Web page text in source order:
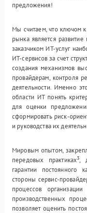
предложения!
Мы считаем, что ключом
рынка является
заказчиком ИТ-услуг
ИТ-сервисов за счет
создания механизмов
провайдерам, контроля
деятельности. Именно
области ИТ понять
для оценки
сформировать риск-
и руководства их
Мировым опытом,
передовых практиках3,
гарантии постоянного
стороны сервис-
процессов
производственных
позволяет оценить